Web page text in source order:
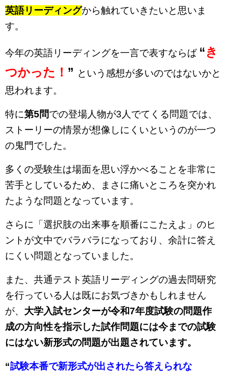
英語リーディングから触れていきたいと思いま
す。
今年の英語リーディングを一言で表すならば “き
つかった！ ” という感想が多いのではないかと
思われます。
特に第5問での登場人物が3人でてくる問題では、
ストーリーの情景が想像しにくいというのが一つ
の鬼門でした。
多くの受験生は場面を思い浮かべることを非常に
苦手としているため、まさに痛いところを突かれ
たような問題となっています。
さらに「選択肢の出来事を順番にこたえよ」のヒ
ントが文中でバラバラになっており、余計に答え
にくい問題となっていました。
また、共通テスト英語リーディングの過去問研究
を行っている人は既にお気づきかもしれません
が、 大学入試センターが令和7年度試験の問題作
成の方向性を指示した試作問題には今までの試験
にはない新形式の問題が出題されています。
“試験本番で新形式が出されたら答えられな